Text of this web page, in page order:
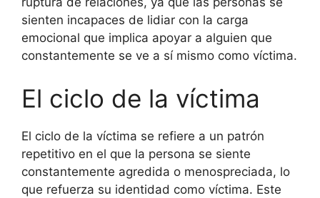
sienten incapaces de lidiar con la carga
emocional que implica apoyar a alguien que
constantemente se ve a sí mismo como víctima.
El ciclo de la víctima
El ciclo de la víctima se refiere a un patrón
repetitivo en el que la persona se siente
constantemente agredida o menospreciada, lo
que refuerza su identidad como víctima. Este